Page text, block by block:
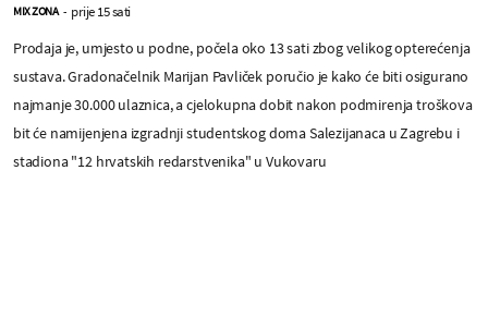
MIX ZONA - prije 15 sati
Prodaja je, umjesto u podne, počela oko 13 sati zbog velikog opterećenja
sustava. Gradonačelnik Marijan Pavliček poručio je kako će biti osigurano
najmanje 30.000 ulaznica, a cjelokupna dobit nakon podmirenja troškova
bit će namijenjena izgradnji studentskog doma Salezijanaca u Zagrebu i
stadiona "12 hrvatskih redarstvenika" u Vukovaru